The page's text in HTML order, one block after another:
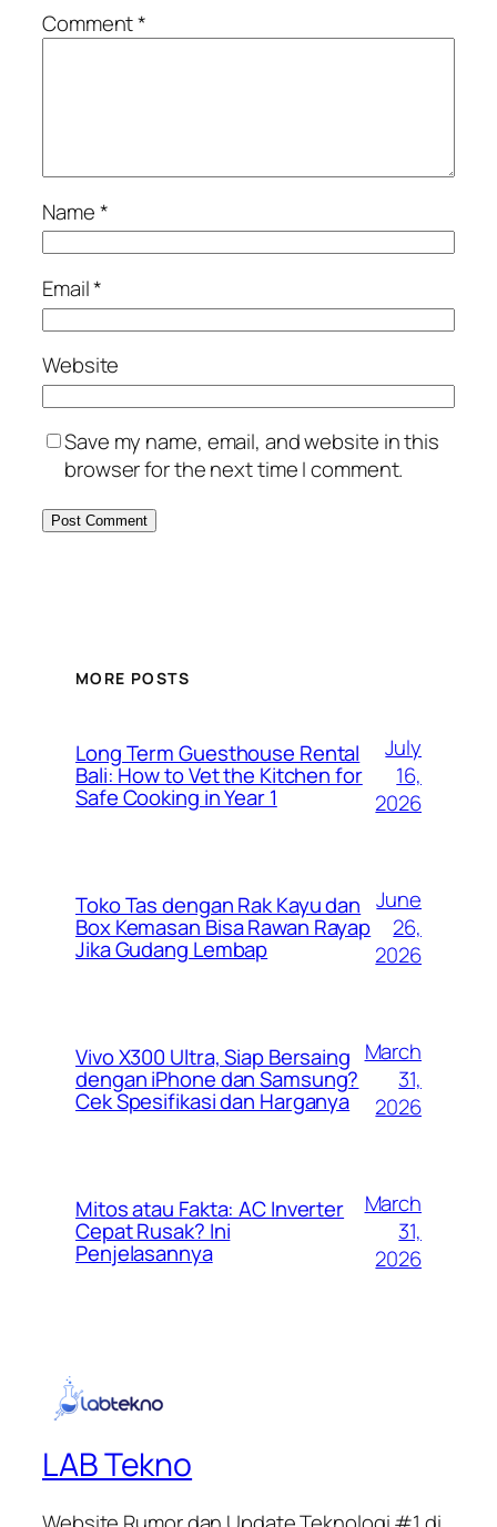
Comment*
Name*
Email*
Website
Save my name, email, and website in this
browser for the next time I comment.
MORE POSTS
Long Term Guesthouse Rental
Bali: How to Vet the Kitchen for
Safe Cooking in Year 1
July
16,
2026
Toko Tas dengan Rak Kayu dan
Box Kemasan Bisa Rawan Rayap
Jika Gudang Lembap
June
26,
2026
Vivo X300 Ultra, Siap Bersaing
dengan iPhone dan Samsung?
Cek Spesifikasi dan Harganya
March
31,
2026
Mitos atau Fakta: AC Inverter
Cepat Rusak? Ini
Penjelasannya
March
31,
2026
LAB Tekno